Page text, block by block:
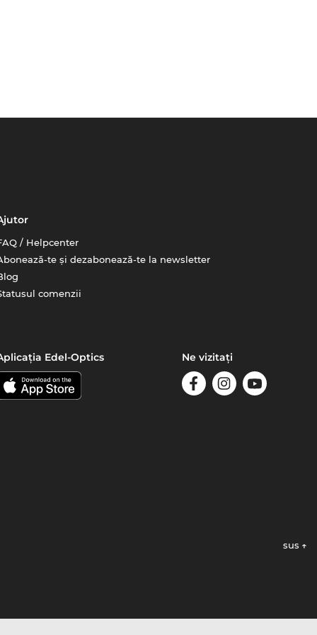
/ Helpcenter
te și dezabonează-te la newsletter
comenzii
Edel-Optics Ne vizitați
sus